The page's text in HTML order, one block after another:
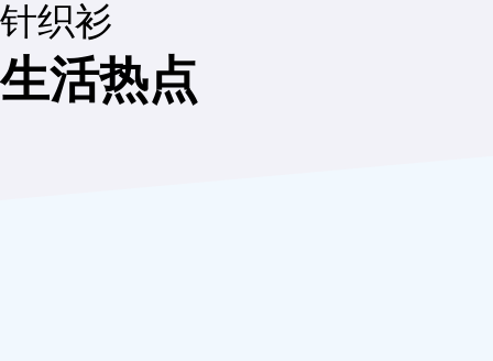
针织衫
生活热点